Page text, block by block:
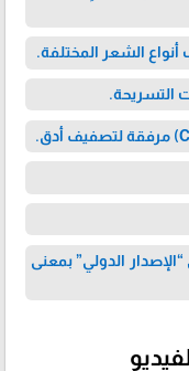
الشعر المختلفة.
الدولي” بمعنى